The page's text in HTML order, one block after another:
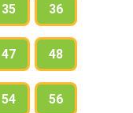
35 36
47 48
54 56